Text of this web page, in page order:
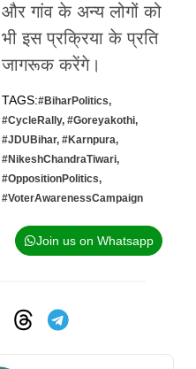
और गांव के अन्य लोगों को
भी इस प्रक्रिया के प्रति
जागरूक करेंगे।
TAGS:#BiharPolitics,
#CycleRally, #Goreyakothi,
#JDUBihar, #Karnpura,
#NikeshChandraTiwari,
#OppositionPolitics,
#VoterAwarenessCampaign
Join us on Whatsapp